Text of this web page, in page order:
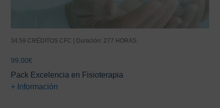
34.59 CRÉDITOS CFC | Duración: 277 HORAS
99,00€
Pack Excelencia en Fisioterapia
+ Información